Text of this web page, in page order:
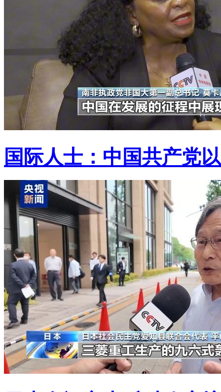
国际人士：中国共产党